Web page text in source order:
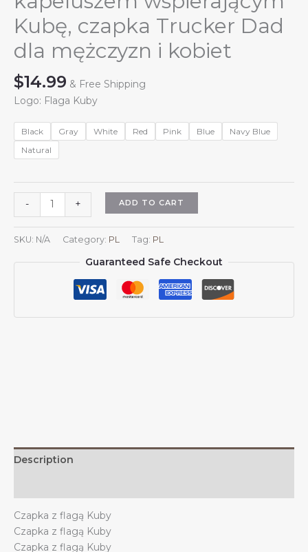
Kubę, czapka Trucker Dad
dla mężczyzn i kobiet
$14.99 & Free Shipping
Logo: Flaga Kuby
Black Gray White Red Pink Blue
Navy Blue
Natural
-
na
czapkę
baseballową
z
i
+ ADD TO CART
SKU: N/A Category: PL Tag: PL
Guaranteed Safe Checkout
Description
Czapka z flagą Kuby
Czapka z flagą Kuby
Czapka z flagą Kuby